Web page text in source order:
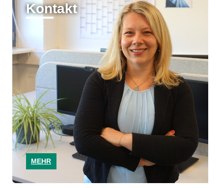
Kontakt
MEHR